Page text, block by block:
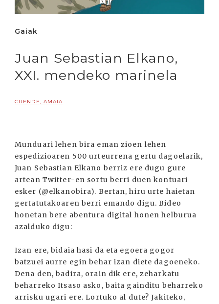
Gaiak
Juan Sebastian Elkano,
XXI. mendeko marinela
CUENDE, AMAIA
Munduari lehen bira eman zioen lehen
espedizioaren 500 urteurrena gertu dagoelarik,
Juan Sebastian Elkano berriz ere dugu gure
artean Twitter-en sortu berri duen kontuari
esker (@elkanobira). Bertan, hiru urte haietan
gertatutakoaren berri emando digu. Bideo
honetan bere abentura digital honen helburua
azalduko digu:
Izan ere, bidaia hasi da eta egoera gogor
batzuei aurre egin behar izan diete dagoeneko.
Dena den, badira, orain dik ere, zeharkatu
beharreko Itsaso asko, baita gainditu beharreko
arrisku ugari ere. Lortuko al dute? Jakiteko,